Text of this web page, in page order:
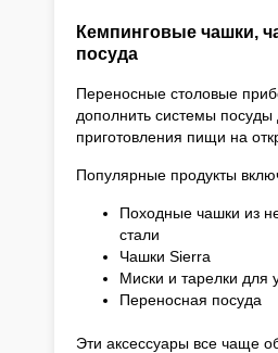
Кемпинговые чашки,
посуда
Переносные столовые
дополнить системы посуды
приготовления пищи на
Популярные продукты
Походные чашки из
стали
Чашки Sierra
Миски и тарелки для
Переносная посуда
Эти аксессуары все чаще